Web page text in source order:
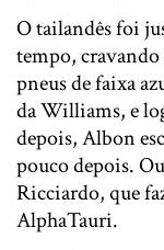
O tailandês foi
tempo,
pneus de faixa
da Williams, e
depois, Albon
pouco depois.
Ricciardo, que
AlphaTauri.